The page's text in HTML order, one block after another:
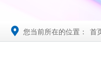
 您当前所在的位置： 首